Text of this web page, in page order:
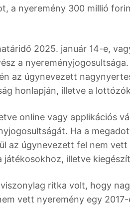
a nyeremény 300 millió
2025. január 14-e,
a
az úgynevezett
honlapján, illetve a
online vagy applikációs
Ha a
az úgynevezett fel nem
játékosokhoz, illetve
ritka volt, hogy
vett nyeremény egy